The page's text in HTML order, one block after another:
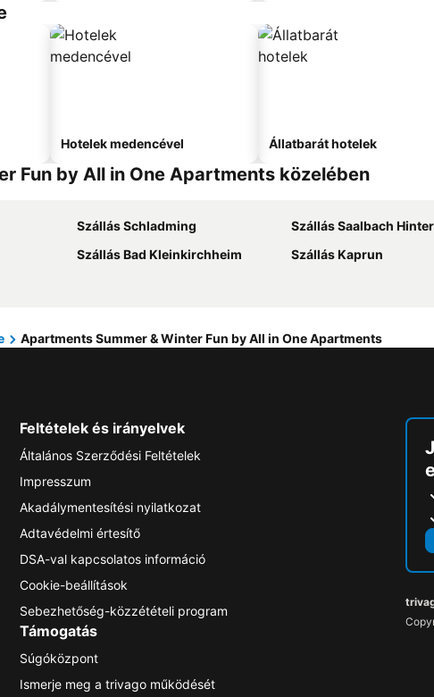
Hotelek medencével Állatbarát hotelek
Fun by All in One Apartments közelében
Szállás Schladming
Szállás Saalbach
Szállás Bad Kleinkirchheim
Szállás Kaprun
Apartments Summer & Winter Fun by All in One Apartments
Feltételek és irányelvek
Általános Szerződési Feltételek
Impresszum
Akadálymentesítési nyilatkozat
Adtavédelmi értesítő
DSA-val kapcsolatos információ
Cookie-beállítások
Sebezhetőség-közzétételi program
Támogatás
Súgóközpont
Ismerje meg a trivago működését